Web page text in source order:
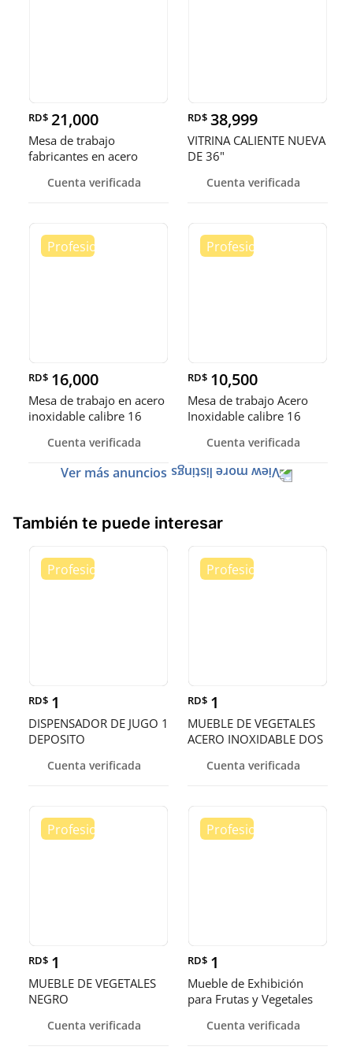
RD$ 21,000
Mesa de trabajo
fabricantes en acero
Cuenta verificada
RD$ 38,999
VITRINA CALIENTE NUEVA
DE 36"
Cuenta verificada
RD$ 16,000
Mesa de trabajo en acero
inoxidable calibre 16
Cuenta verificada
RD$ 10,500
Mesa de trabajo Acero
Inoxidable calibre 16
Cuenta verificada
Ver más anuncios
También te puede interesar
RD$ 1
DISPENSADOR DE JUGO 1
DEPOSITO
Cuenta verificada
RD$ 1
MUEBLE DE VEGETALES
ACERO INOXIDABLE DOS
Cuenta verificada
RD$ 1
MUEBLE DE VEGETALES
NEGRO
Cuenta verificada
RD$ 1
Mueble de Exhibición
para Frutas y Vegetales
Cuenta verificada